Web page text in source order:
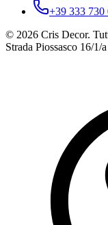
+39 333 730
© 2026 Cris Decor.
Strada Piossasco 16/1/